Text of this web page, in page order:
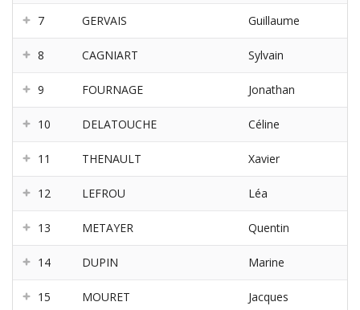
7 GERVAIS Guillaume
8 CAGNIART Sylvain
9 FOURNAGE Jonathan
10 DELATOUCHE Céline
11 THENAULT Xavier
12 LEFROU Léa
13 METAYER Quentin
14 DUPIN Marine
15 MOURET Jacques